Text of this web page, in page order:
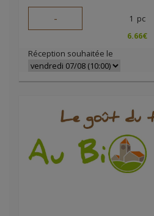
- 1 pc
6.66€
Réception souhaitée le